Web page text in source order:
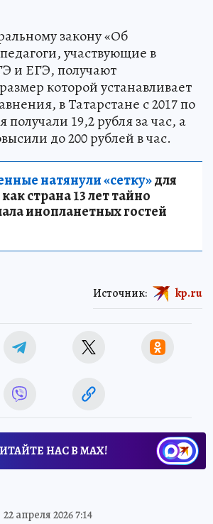
закону «Об
участвующие в
и ЕГЭ, получают
которой устанавливает
в Татарстане с 2017 по
получали 19,2 рубля за час, а
до 200 рублей в час.
натянули «сетку»для
страна 13 лет тайно
инопланетных гостей
Источник: kp.ru
НАС В МАХ!
22 апреля 2026 7:14